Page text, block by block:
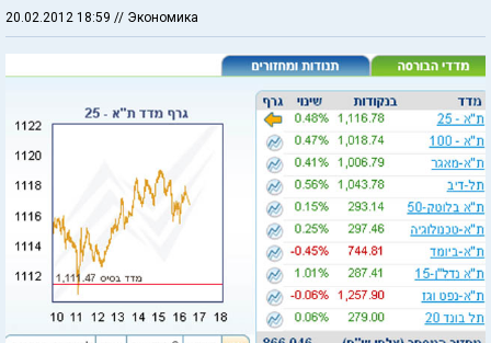
20.02.2012 18:59 // Экономика